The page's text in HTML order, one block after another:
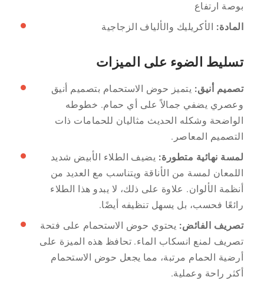
بوصة ارتفاع
المادة: الأكريليك والألياف الزجاجية
تسليط الضوء على الميزات
تصميم أنيق: يتميز حوض الاستحمام بتصميم أنيق
وعصري يضفي جمالاً على أي حمام. خطوطه
الواضحة وشكله الحديث مثاليان للحمامات ذات
التصميم المعاصر.
لمسة نهائية متطورة: يضيف الطلاء الأبيض شديد
اللمعان لمسة من الأناقة ويتناسب مع العديد من
أنظمة الألوان. علاوة على ذلك، لا يبدو هذا الطلاء
رائعًا فحسب، بل يسهل تنظيفه أيضًا.
تصريف الفائض: يحتوي حوض الاستحمام على فتحة
تصريف لمنع انسكاب الماء. تحافظ هذه الميزة على
أرضية الحمام مرتبة، مما يجعل حوض الاستحمام
أكثر راحة وعملية.